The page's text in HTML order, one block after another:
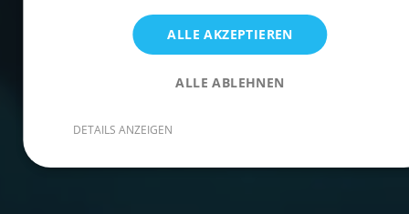
ALLE AKZEPTIEREN
ALLE ABLEHNEN
DETAILS ANZEIGEN